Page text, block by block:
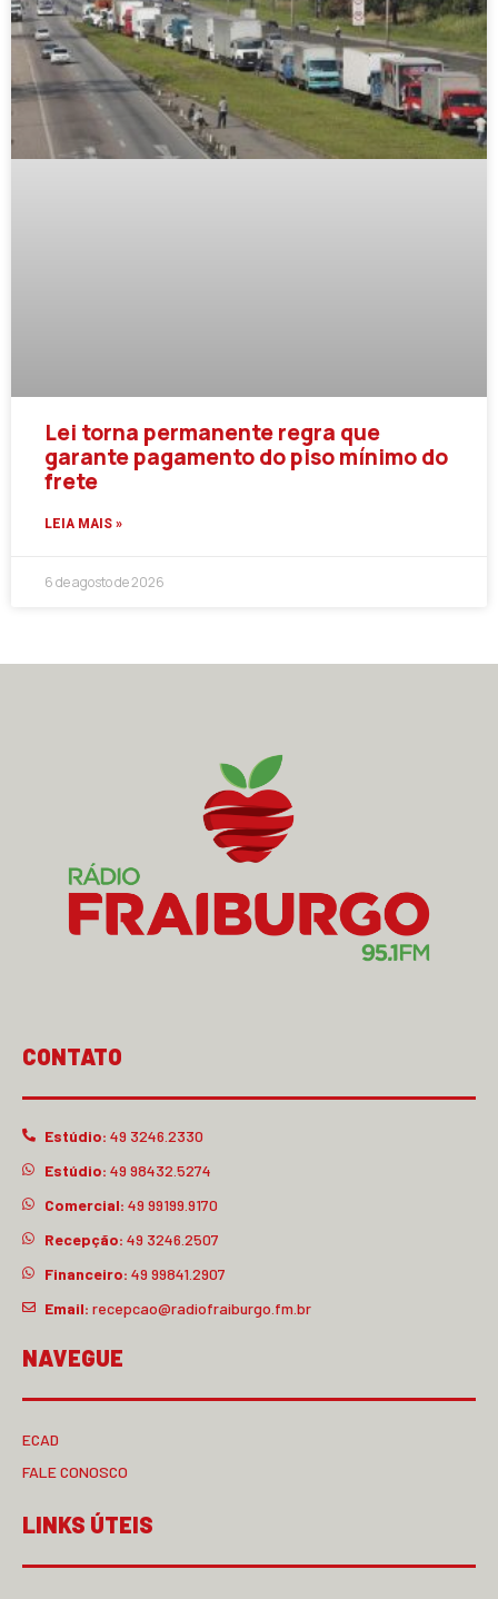
Lei torna permanente regra que
garante pagamento do piso mínimo do
frete
LEIA MAIS »
6 de agosto de 2026
CONTATO
Estúdio: 49 3246.2330
Estúdio: 49 98432.5274
Comercial: 49 99199.9170
Recepção: 49 3246.2507
Financeiro: 49 99841.2907
Email: recepcao@radiofraiburgo.fm.br
NAVEGUE
ECAD
FALE CONOSCO
LINKS ÚTEIS